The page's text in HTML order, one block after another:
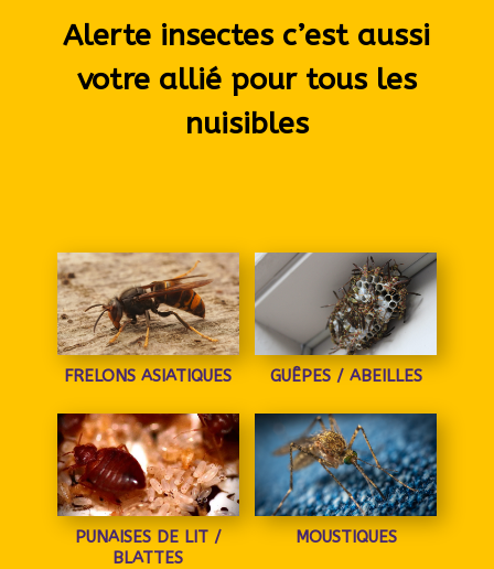
Alerte insectes c’est aussi
votre allié pour tous les
nuisibles
FRELONS ASIATIQUES GUÊPES / ABEILLES
PUNAISES DE LIT /
BLATTES
MOUSTIQUES